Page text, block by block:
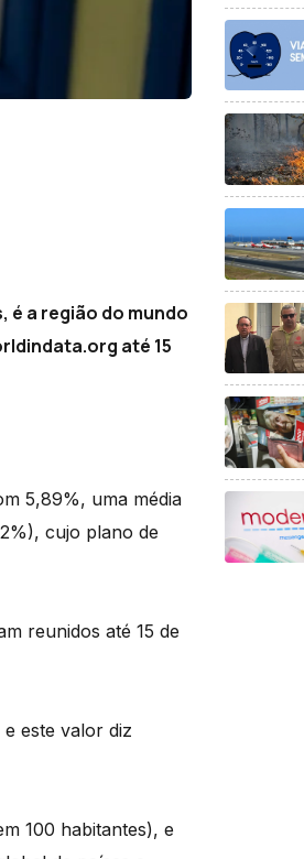
é a região do mundo
até 15
5,89%, uma média
cujo plano de
reunidos até 15 de
este valor diz
100 habitantes), e